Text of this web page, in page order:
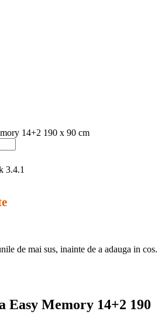
14+2 190 x 90 cm
de mai sus, inainte de a adauga in cos.
Easy Memory 14+2 190